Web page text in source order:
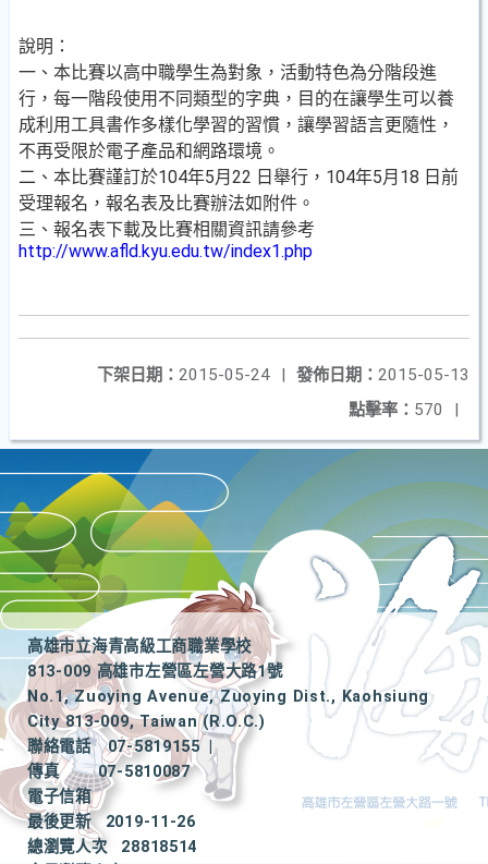
說明：
一、本比賽以高中職學生為對象，活動特色為分階段進
行，每一階段使用不同類型的字典，目的在讓學生可以養
成利用工具書作多樣化學習的習慣，讓學習語言更隨性，
不再受限於電子產品和網路環境。
二、本比賽謹訂於104年5月22 日舉行，104年5月18 日前
受理報名，報名表及比賽辦法如附件。
三、報名表下載及比賽相關資訊請參考
http://www.afld.kyu.edu.tw/index1.php
發佈日期： 2015-05-13
下架日期： 2015-05-24
|
點擊率： 570 |
高雄市立海青高級工商職業學校
813-009 高雄市左營區左營大路1號
No.1, Zuoying Avenue, Zuoying Dist., Kaohsiung
City 813-009, Taiwan (R.O.C.)
聯絡電話
07-5819155
|
傳真
07-5810087
電子信箱
最後更新
2019-11-26
總瀏覽人次
28818514